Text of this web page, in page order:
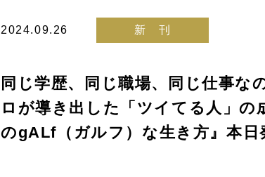
2024.09.26 新 刊
同じ学歴、同じ職場、同じ仕事な
ロが導き出した「ツイてる人」の
のgALf（ガルフ）な生き方』本日